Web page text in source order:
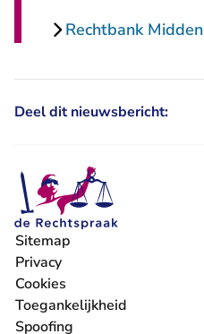
Rechtbank
Deel dit nieuwsbericht:
Sitemap
Privacy
Cookies
Toegankelijkheid
Spoofing